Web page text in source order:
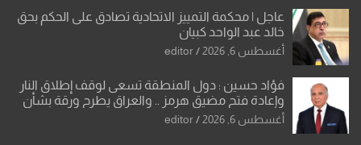
عاجل | محكمة التمييز الاتحادية تصادق على الحكم بحق
خالد عبد الواحد كبيان
أغسطس 6, 2026 editor
فؤاد حسين : دول المنطقة تسعى لوقف إطلاق النار
وإعادة فتح مضيق هرمز .. والعراق يطرح ورقة بشأن
تحولات القدس
أغسطس 6, 2026 editor